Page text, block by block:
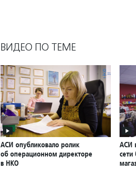
ВИДЕО ПО ТЕМЕ
АСИ опубликовало ролик
об операционном директоре
в НКО
АСИ
сети